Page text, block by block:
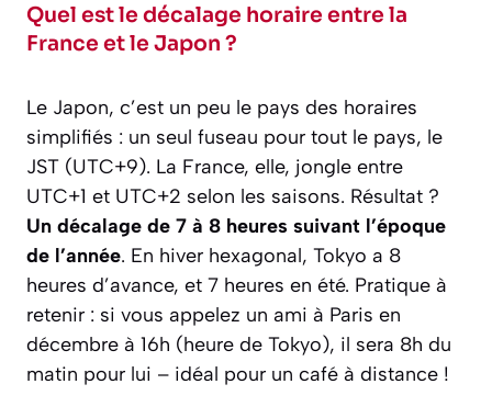
Quel est le décalage horaire entre la
France et le Japon ?
Le Japon, c’est un peu le pays des horaires
simplifiés : un seul fuseau pour tout le pays, le
JST (UTC+9). La France, elle, jongle entre
UTC+1 et UTC+2 selon les saisons. Résultat ?
Un décalage de 7 à 8 heures suivant l’époque
de l’année. En hiver hexagonal, Tokyo a 8
heures d’avance, et 7 heures en été. Pratique à
retenir : si vous appelez un ami à Paris en
décembre à 16h (heure de Tokyo), il sera 8h du
matin pour lui – idéal pour un café à distance !